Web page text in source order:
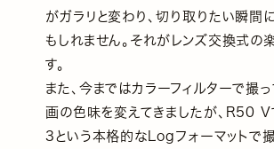
がガラリと変わり、切り取りたい瞬間
もしれません。それがレンズ交換式の
す。
また、今まではカラーフィルターで撮
画の色味を変えてきましたが、R50
3という本格的なLogフォーマットで